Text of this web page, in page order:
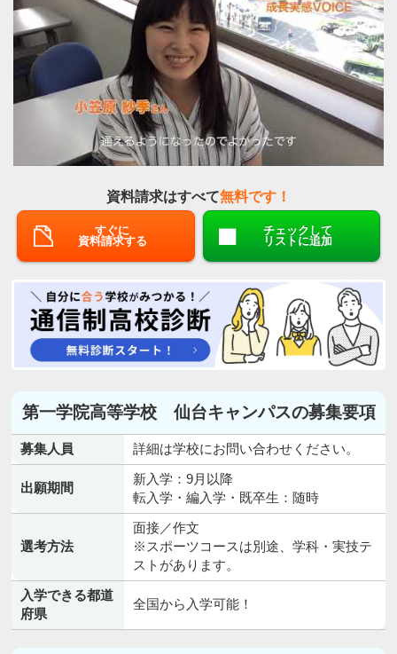
資料請求はすべて無料です！
すぐに
資料請求する
チェックして
リストに追加
第一学院高等学校 仙台キャンパスの募集要項
募集人員 詳細は学校にお問い合わせください。
出願期間
新入学：9月以降
転入学・編入学・既卒生：随時
選考方法
面接／作文
※スポーツコースは別途、学科・実技テ
ストがあります。
入学できる都道
府県
全国から入学可能！